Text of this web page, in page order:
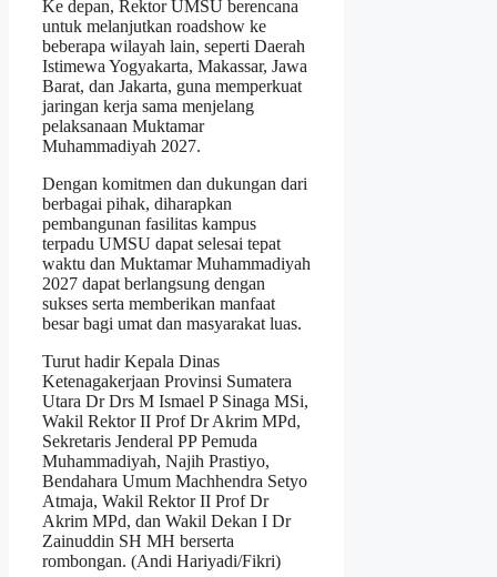
Ke depan, Rektor UMSU berencana
untuk melanjutkan roadshow ke
beberapa wilayah lain, seperti Daerah
Istimewa Yogyakarta, Makassar, Jawa
Barat, dan Jakarta, guna memperkuat
jaringan kerja sama menjelang
pelaksanaan Muktamar
Muhammadiyah 2027.
Dengan komitmen dan dukungan dari
berbagai pihak, diharapkan
pembangunan fasilitas kampus
terpadu UMSU dapat selesai tepat
waktu dan Muktamar Muhammadiyah
2027 dapat berlangsung dengan
sukses serta memberikan manfaat
besar bagi umat dan masyarakat luas.
Turut hadir Kepala Dinas
Ketenagakerjaan Provinsi Sumatera
Utara Dr Drs M Ismael P Sinaga MSi,
Wakil Rektor II Prof Dr Akrim MPd,
Sekretaris Jenderal PP Pemuda
Muhammadiyah, Najih Prastiyo,
Bendahara Umum Machhendra Setyo
Atmaja, Wakil Rektor II Prof Dr
Akrim MPd, dan Wakil Dekan I Dr
Zainuddin SH MH berserta
rombongan. (Andi Hariyadi/Fikri)